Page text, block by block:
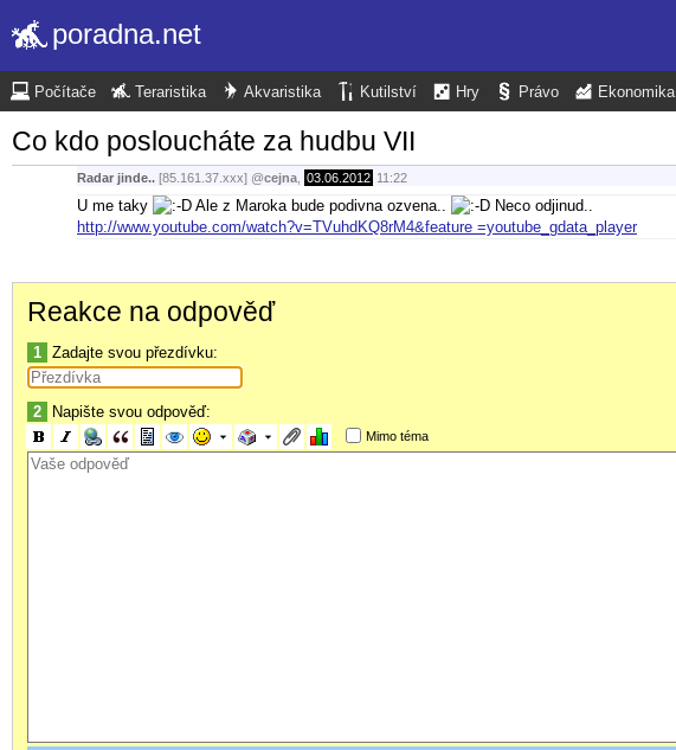
poradna.net
Počítače Teraristika Akvaristika Kutilství Hry Právo Ekonomika
Co kdo posloucháte za hudbu VII
Radar jinde.. [85.161.37.xxx] @cejna 03.06.2012 11:22
U me taky Ale z Maroka bude podivna ozvena..
Neco odjinud..
http://www.youtube.com/watch?v=TVuhdKQ8rM4&feature =youtube_gdata_player
Reakce na odpověď
1 Zadajte svou přezdívku:
2 Napište svou odpověď:
Mimo téma